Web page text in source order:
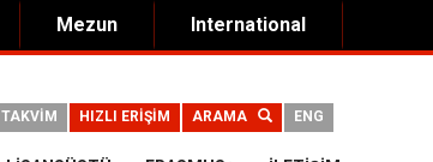
Mezun International
ENG
ARAMA
HIZLI ERİŞİM